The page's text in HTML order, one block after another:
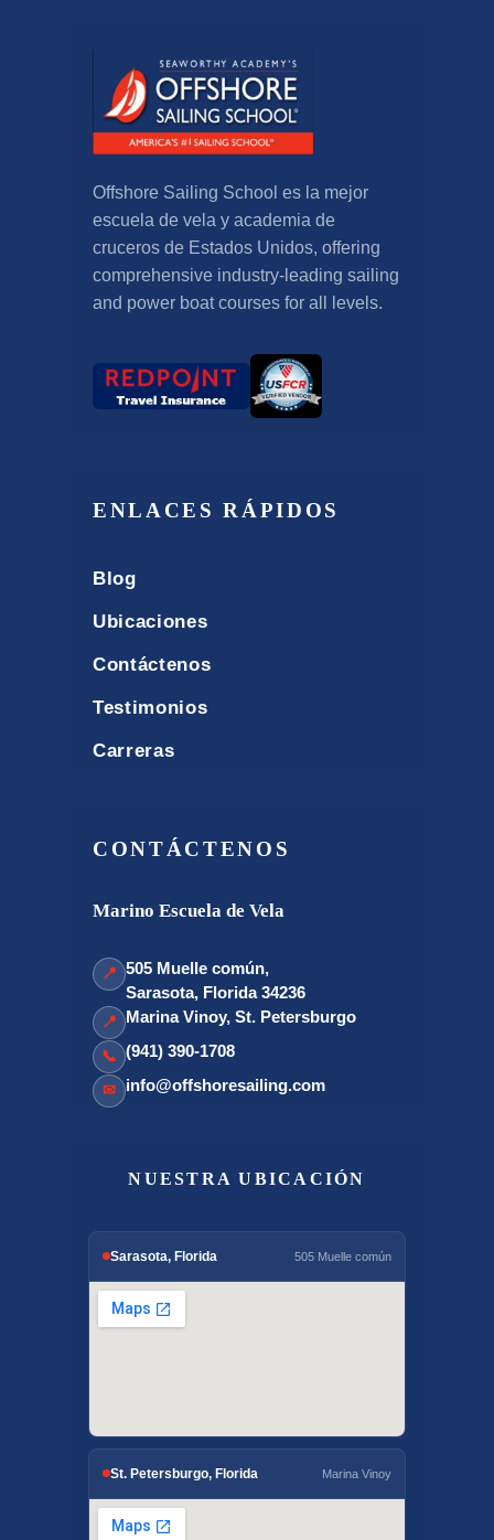
Offshore Sailing School es la mejor
escuela de vela y academia de
cruceros de Estados Unidos, offering
comprehensive industry-leading sailing
and power boat courses for all levels.
ENLACES RÁPIDOS
Blog
Ubicaciones
Contáctenos
Testimonios
Carreras
CONTÁCTENOS
Marino Escuela de Vela
📍 505 Muelle común,
Sarasota, Florida 34236
📍 Marina Vinoy, St. Petersburgo
📞 (941) 390-1708
✉ info@offshoresailing.com
NUESTRA UBICACIÓN
Sarasota, Florida 505 Muelle común
St. Petersburgo, Florida Marina Vinoy